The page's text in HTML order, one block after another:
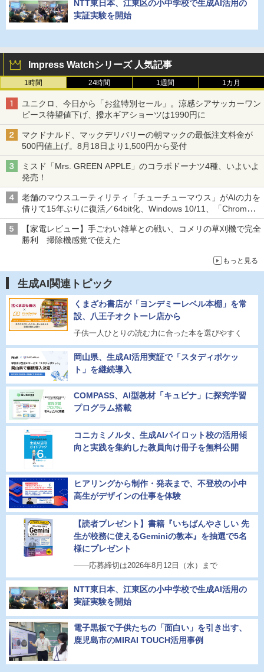
NTT東日本、江東区の小中学校で生成AI活用の
実証実験を開始
Impress Watchシリーズ 人気記事
1時間 24時間 1週間 1カ月
ユニクロ、今日から「お盆特別セール」。涼感シアサッカーワン
ピース待望値下げ、撥水ギアショーツは1990円に
マクドナルド、マックデリバリーの朝マックの最低注文料金が
500円値上げ。8月18日より1,500円から受付
ミスド「Mrs. GREEN APPLE」のコラボドーナツ4種、いよいよ
発売！
老舗のマウスユーティリティ「チューチューマウス」がAIの力を
借りて15年ぶりに復活／64bit化、Windows 10/11、「Chrome」
も走り回る。復活記念で2026年末まで500円
【家電レビュー】手ごわい雑草との戦い、コメリの草刈機で完全
勝利 掃除機感覚で使えた
もっと見る
生成AI関連トピック
くまざわ書店が「ヨンデミーレベル本棚」を常
設、八王子オクトーレ店から
子供一人ひとりの読む力に合った本を選びやすく
岡山県、生成AI活用実証で「スタディポケッ
ト」を継続導入
COMPASS、AI型教材「キュビナ」に探究学習
プログラム搭載
コニカミノルタ、生成AIパイロット校の活用傾
向と実践を集約した教員向け冊子を無料公開
ヒアリングから制作・発表まで、不登校の小中
高生がデザインの仕事を体験
【読者プレゼント】書籍『いちばんやさしい 先
生が校務に使えるGeminiの教本』を抽選で5名
様にプレゼント
――応募締切は2026年8月12日（水）まで
NTT東日本、江東区の小中学校で生成AI活用の
実証実験を開始
電子黒板で子供たちの「面白い」を引き出す、
鹿児島市のMIRAI TOUCH活用事例